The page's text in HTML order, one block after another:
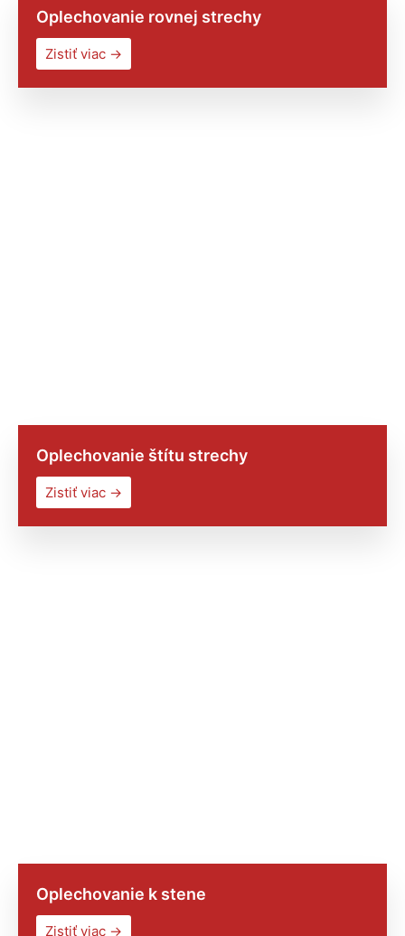
Oplechovanie rovnej strechy
Zistiť viac →
Oplechovanie štítu strechy
Zistiť viac →
Oplechovanie k stene
Zistiť viac →